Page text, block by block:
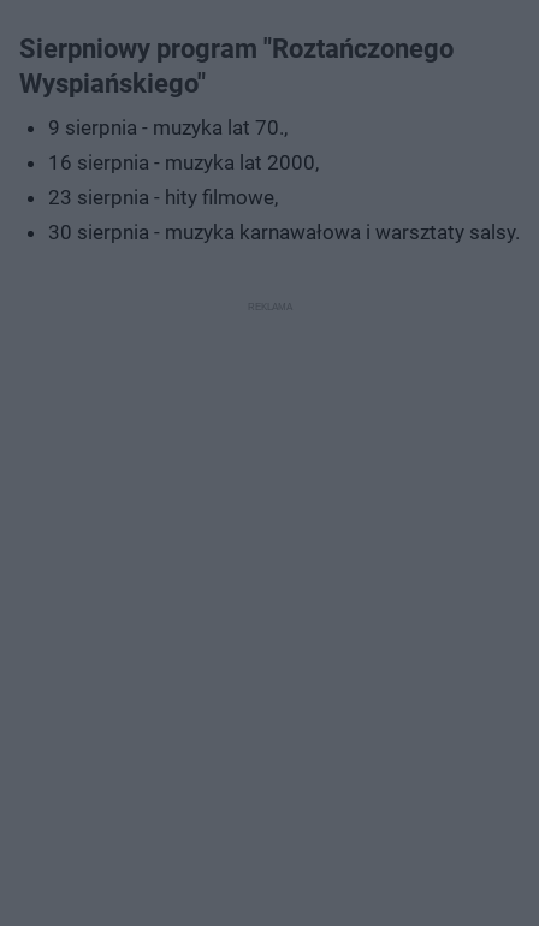
Sierpniowy program "Roztańczonego
Wyspiańskiego"
9 sierpnia - muzyka lat 70.,
16 sierpnia - muzyka lat 2000,
23 sierpnia - hity filmowe,
30 sierpnia - muzyka karnawałowa i warsztaty salsy.